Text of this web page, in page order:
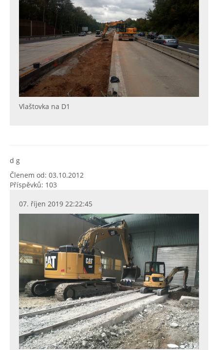
Vlaštovka na D1
d g
Členem od: 03.10.2012
Příspěvků: 103
07. říjen 2019 22:22:45